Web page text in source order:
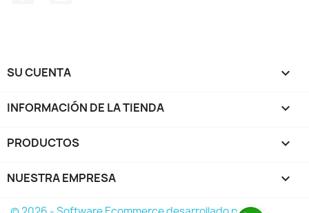
SU CUENTA 
INFORMACIÓN DE LA TIENDA keyboard_arrow_down
PRODUCTOS 
NUESTRA EMPRESA 